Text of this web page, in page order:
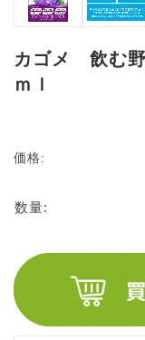
カゴメ 飲む
ｍｌ
価格:
数量: